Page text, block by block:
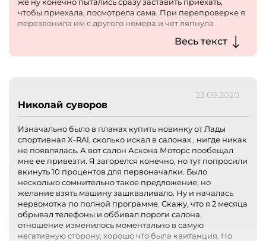
чтобы приехала, посмотрела сама. При перепроверке я
перезвонила им с другого номера и чет ляпнула
,приезжайте мол. Ну а эти машины вроде как сняли с
производства, так что звучит слишком
Весь текст
25.09.2020
Николай суворов
Изначально было в планах купить новинку от Лады
спортивная X-RAI, сколько искал в салонах , нигде никак
не появлялась. А вот салон Аскона Моторс пообещал
мне ее привезти. Я загорелся конечно, но тут попросили
вкинуть 10 процентов для первоначалки. Было
несколько сомнительно такое предложение, но
желание взять машину зашкваливало. Ну и началась
нервомотка по полной программе. Скажу, что я 2 месяца
обрывал телефоны и оббивал пороги салона,
отношение изменилось моментально в самую
негативную сторону, хорошо что была квитанция. Но